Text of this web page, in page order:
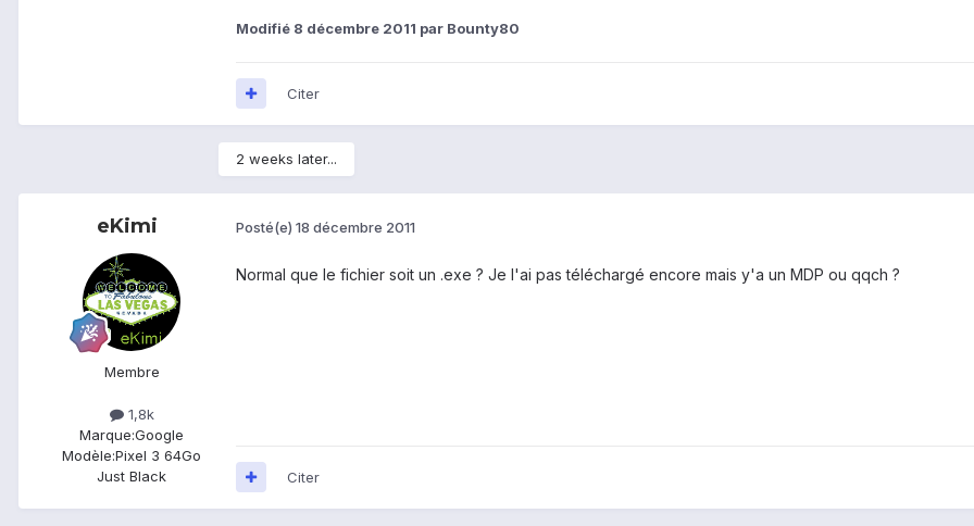
Modifié 8 décembre 2011 par Bounty80
Citer
2 weeks later...
eKimi
Membre
1,8k
Marque:Google
Modèle:Pixel 3 64Go
Just Black
Posté(e) 18 décembre 2011
Normal que le fichier soit un .exe ? Je l'ai pas téléchargé encore mais y'a un MDP ou qqch ?
Citer